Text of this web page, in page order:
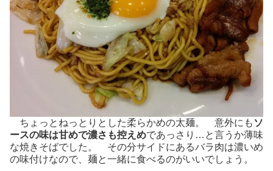
ちょっとねっとりとした柔らかめの太麺。 意外にも ソ
ースの味は甘めで濃さも控えめであっさり…と言うか薄味
な焼きそばでした。 その分サイドにあるバラ肉は濃いめ
の味付けなので、麺と一緒に食べるのがいいでしょう。